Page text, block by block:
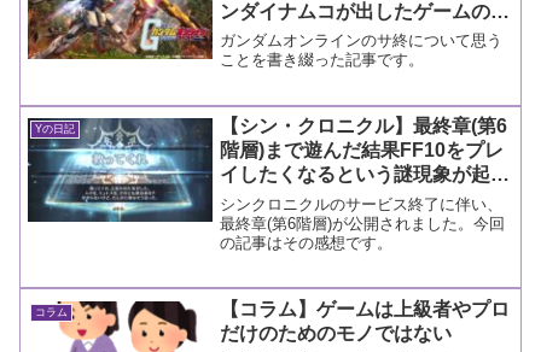
ンダイナムコが出したゲームのサ
終について思うこと
ガンダムオンラインのサ終について思う
ことを書き綴った記事です。
Yの日記
【シン・クロニクル】最終章(第6
階層)まで遊んだ結果FF10をプレ
イしたくなるという謎現象が起こ
りました
シンクロニクルのサービス終了に伴い、
最終章(第6階層)が公開されました。今回
の記事はその感想です。
コラム
【コラム】ゲームは上級者やプロ
だけのためのモノではない